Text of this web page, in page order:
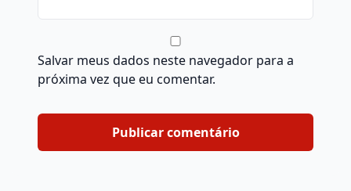
Salvar meus dados neste navegador para a
próxima vez que eu comentar.